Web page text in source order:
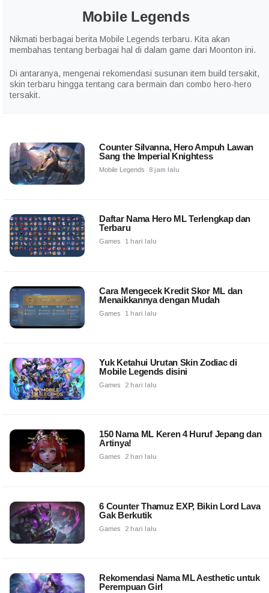
Mobile Legends
Nikmati berbagai berita Mobile Legends terbaru. Kita akan
membahas tentang berbagai hal di dalam game dari Moonton ini.
Di antaranya, mengenai rekomendasi susunan item build tersakit,
skin terbaru hingga tentang cara bermain dan combo hero-hero
tersakit.
Counter Silvanna, Hero Ampuh Lawan
Sang the Imperial Knightess
Mobile Legends 8 jam lalu
Daftar Nama Hero ML Terlengkap dan
Terbaru
Games 1 hari lalu
Cara Mengecek Kredit Skor ML dan
Menaikkannya dengan Mudah
Games 1 hari lalu
Yuk Ketahui Urutan Skin Zodiac di
Mobile Legends disini
Games 2 hari lalu
150 Nama ML Keren 4 Huruf Jepang dan
Artinya!
Games 2 hari lalu
6 Counter Thamuz EXP, Bikin Lord Lava
Gak Berkutik
Games 2 hari lalu
Rekomendasi Nama ML Aesthetic untuk
Perempuan Girl